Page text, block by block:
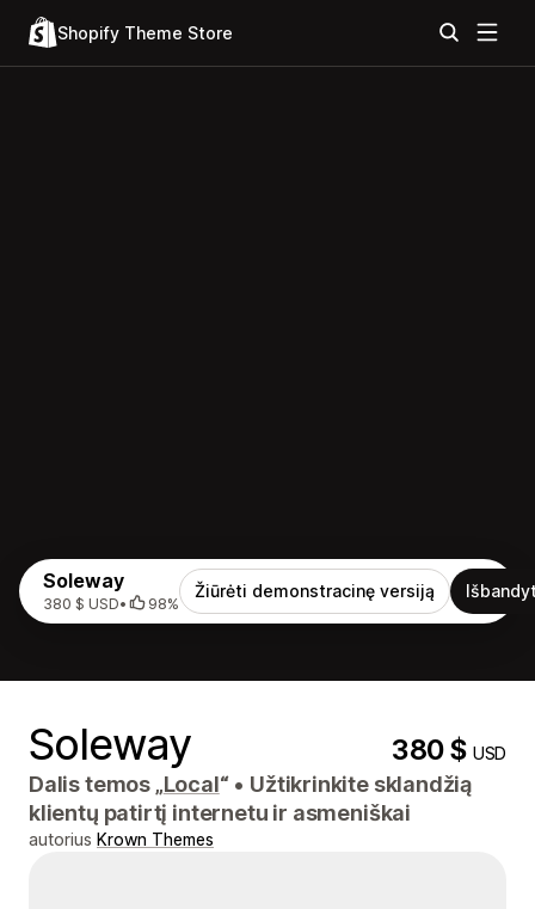
Shopify Theme Store
Soleway
380 $ USD• 98%
Žiūrėti demonstracinę versiją
Soleway 380 $USD
Dalis temos „Local“ • Užtikrinkite sklandžią
klientų patirtį internetu ir asmeniškai
autorius Krown Themes